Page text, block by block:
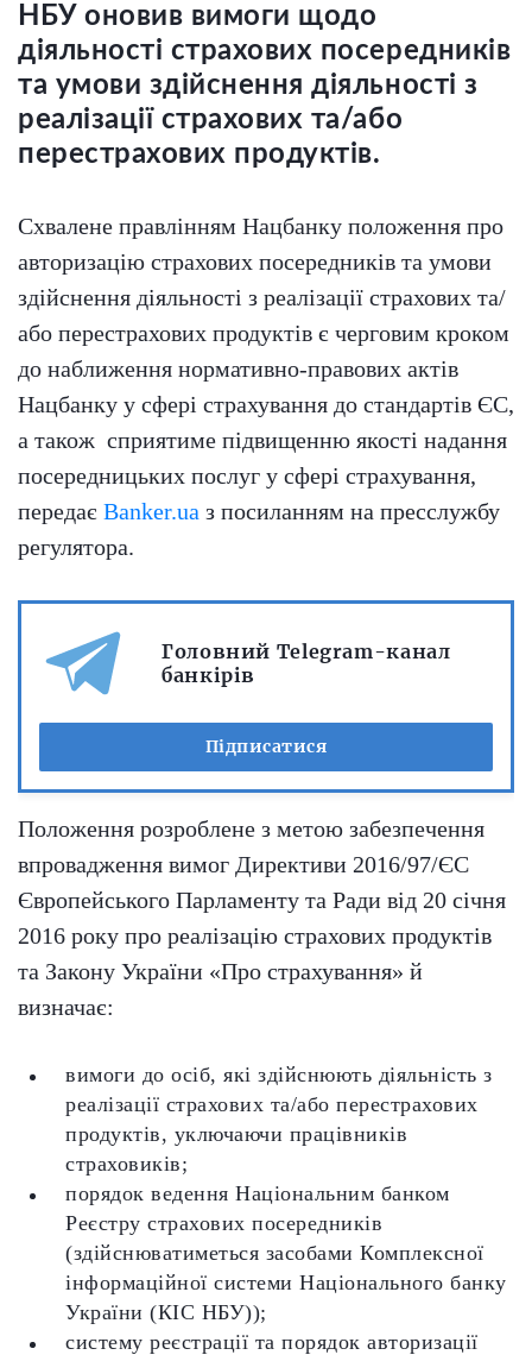
НБУ оновив вимоги щодо
діяльності страхових посередників
та умови здійснення діяльності з
реалізації страхових та/або
перестрахових продуктів.
Схвалене правлінням Нацбанку положення про
авторизацію страхових посередників та умови
здійснення діяльності з реалізації страхових та/
або перестрахових продуктів є черговим кроком
до наближення нормативно-правових актів
Нацбанку у сфері страхування до стандартів ЄС,
а також сприятиме підвищенню якості надання
посередницьких послуг у сфері страхування,
передає Banker.ua з посиланням на пресслужбу
регулятора.
Головний Telegram-канал
банкірів
Підписатися
Положення розроблене з метою забезпечення
впровадження вимог Директиви 2016/97/ЄС
Європейського Парламенту та Ради від 20 січня
2016 року про реалізацію страхових продуктів
та Закону України «Про страхування» й
визначає:
вимоги до осіб, які здійснюють діяльність з
реалізації страхових та/або перестрахових
продуктів, уключаючи працівників
страховиків;
порядок ведення Національним банком
Реєстру страхових посередників
(здійснюватиметься засобами Комплексної
інформаційної системи Національного банку
України (КІС НБУ));
систему реєстрації та порядок авторизації